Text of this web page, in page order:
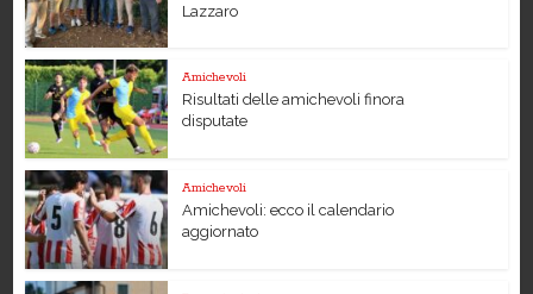
Lazzaro
Amichevoli
Risultati delle amichevoli finora
disputate
Amichevoli
Amichevoli: ecco il calendario
aggiornato